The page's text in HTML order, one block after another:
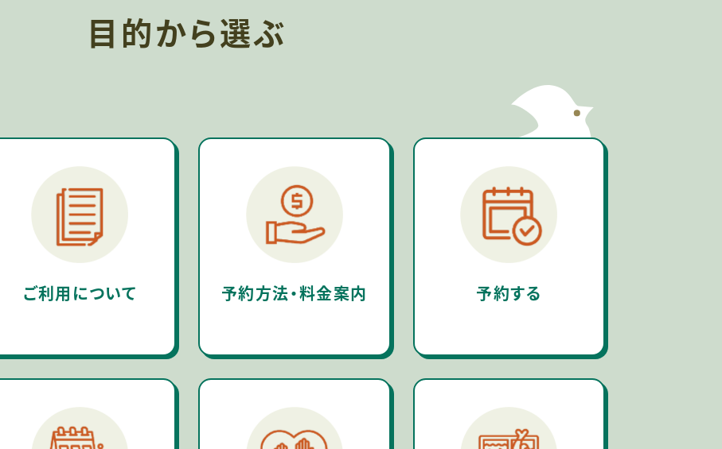
目的から選ぶ
ご利用について 予約方法・料金案内 予約する